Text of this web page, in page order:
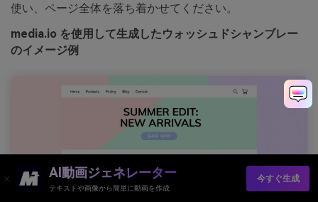
使い、ページ全体を落ち着かせてください。
media.io を使用して生成したウォッシュドシャンブレー
のイメージ例
AI動画ジェネレーター
テキストや画像から簡単に動画を作成
今すぐ生成